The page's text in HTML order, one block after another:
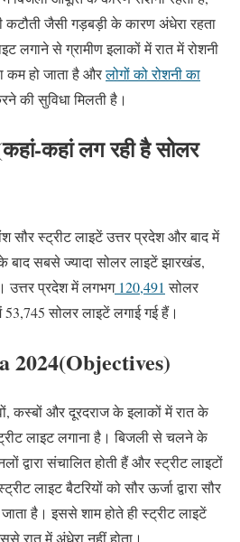
कटौती जैसी गड़बड़ी के कारण अंधेरा रहता
लगाने से ग्रामीण इलाकों में रात में रोशनी
कम हो जाता है औरलोगों को रोशनी का
की सुविधा मिलती है।
कहां-कहां लग रही है सोलर
सौर स्ट्रीट लाइटें उत्तर प्रदेश और बाद में
बाद सबसे ज्यादा सोलर लाइटें झारखंड,
उत्तर प्रदेश में लगभग120,491 सोलर
53,745 सोलर लाइटें लगाई गई हैं।
2024(Objectives)
कस्बों और दूरदराज के इलाकों में रात के
लाइट लगाना है। बिजली से चलने के
द्वारा संचालित होती हैं और स्ट्रीट लाइटों
लाइट बैटरियों को सौर ऊर्जा द्वारा सौर
है। इससे शाम होते ही स्ट्रीट लाइटें
रात में अंधेरा नहीं होता।